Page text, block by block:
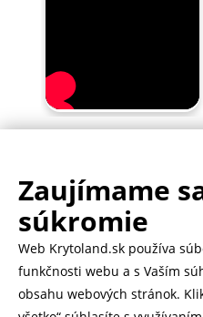
Rychlé
Zaujímame
súkromie
Web Krytoland.sk používa
funkčnosti webu a s Vaším
obsahu webových stránok.